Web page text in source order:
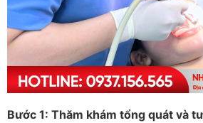
Bước 1: Thăm khám tổng quát và